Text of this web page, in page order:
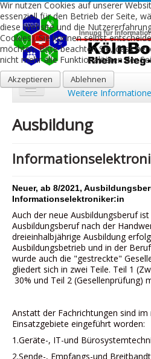
Über uns
Leistungen
Fachbetriebe
Kontakt
Links
Impressum
Ausbildung
Neuer, ab 8/2021,
Informationselektroniker:in
Auch der neue Ausbildungsberuf
Ausbildungsberuf nach der
dreieinhalbjährige Ausbildung
Ausbildungsbetrieb und in der
wurde auch die "gestreckte"
gliedert sich in zwei Teile. Teil 1
30% und Teil 2 (Gesellenprüfung)
Anstatt der Fachrichtungen sind
Einsatzgebiete eingeführt worden:
1.Geräte-, IT-und
2.Sende-, Empfangs-und
Wir nutzen Cookies auf unserer
essenziell für den Betrieb der Seite,
diese Website und die
Cookies). Sie können selbst
möchten. Bitte beachten Sie, dass
nicht mehr alle Funktionalitäten der
Akzeptieren Ablehnen
Weitere